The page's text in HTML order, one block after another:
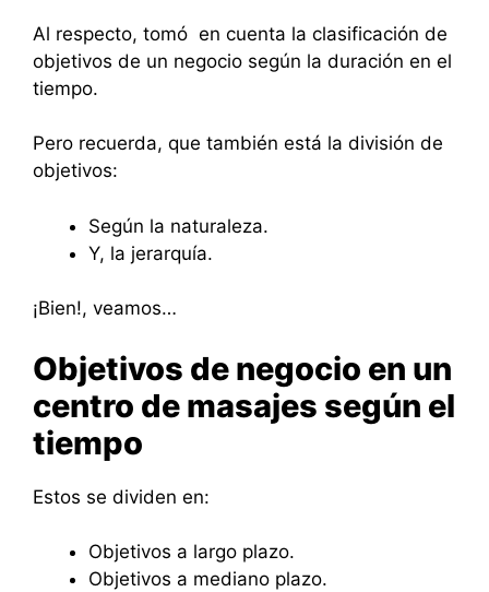
Al respecto, tomó en cuenta la clasificación de
objetivos de un negocio según la duración en el
tiempo.
Pero recuerda, que también está la división de
objetivos:
Según la naturaleza.
Y, la jerarquía.
¡Bien!, veamos…
Objetivos de negocio en un
centro de masajes según el
tiempo
Estos se dividen en:
Objetivos a largo plazo.
Objetivos a mediano plazo.